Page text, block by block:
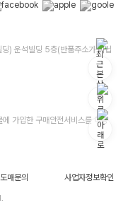
) 운석빌딩 5층(반품주소가 아닙
가입한 구매안전서비스를 이용
매문의 사업자정보확인